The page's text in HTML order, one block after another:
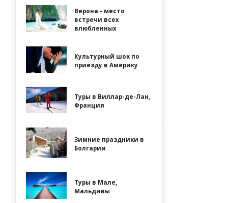
Верона - место
встречи всех
влюбленных
Культурный шок по
приезду в Америку
Туры в Виллар-де-Лан,
Франция
Зимние праздники в
Болгарии
Туры в Мале,
Мальдивы